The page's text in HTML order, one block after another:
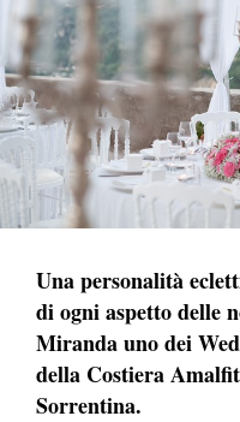
Una personalità
di ogni aspetto delle
Miranda uno dei
della Costiera
Sorrentina.